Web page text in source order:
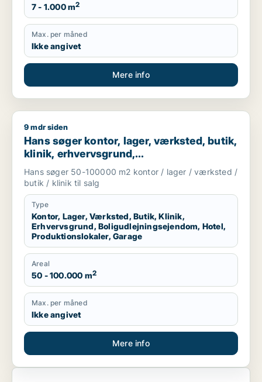
7 - 1.000 m2
Max. per måned
Ikke angivet
Mere info
Hans søger kontor, lager, værksted, butik, klinik,
9 mdr siden
Hans søger kontor, lager, værksted, butik,
klinik, erhvervsgrund,
boligudlejningsejendom, hotel,
produktionslokaler eller garage til salg i
Region Sjælland
Hans søger 50-100000 m2 kontor / lager / værksted /
butik / klinik til salg
Type
Kontor, Lager, Værksted, Butik, Klinik,
Erhvervsgrund, Boligudlejningsejendom, Hotel,
Produktionslokaler, Garage
Areal
50 - 100.000 m2
Max. per måned
Ikke angivet
Mere info